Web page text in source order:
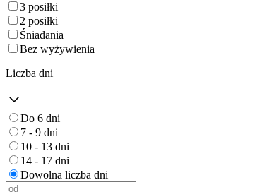
3 posiłki
2 posiłki
Śniadania
Bez wyżywienia
Liczba dni
Do 6 dni
7 - 9 dni
10 - 13 dni
14 - 17 dni
Dowolna liczba dni